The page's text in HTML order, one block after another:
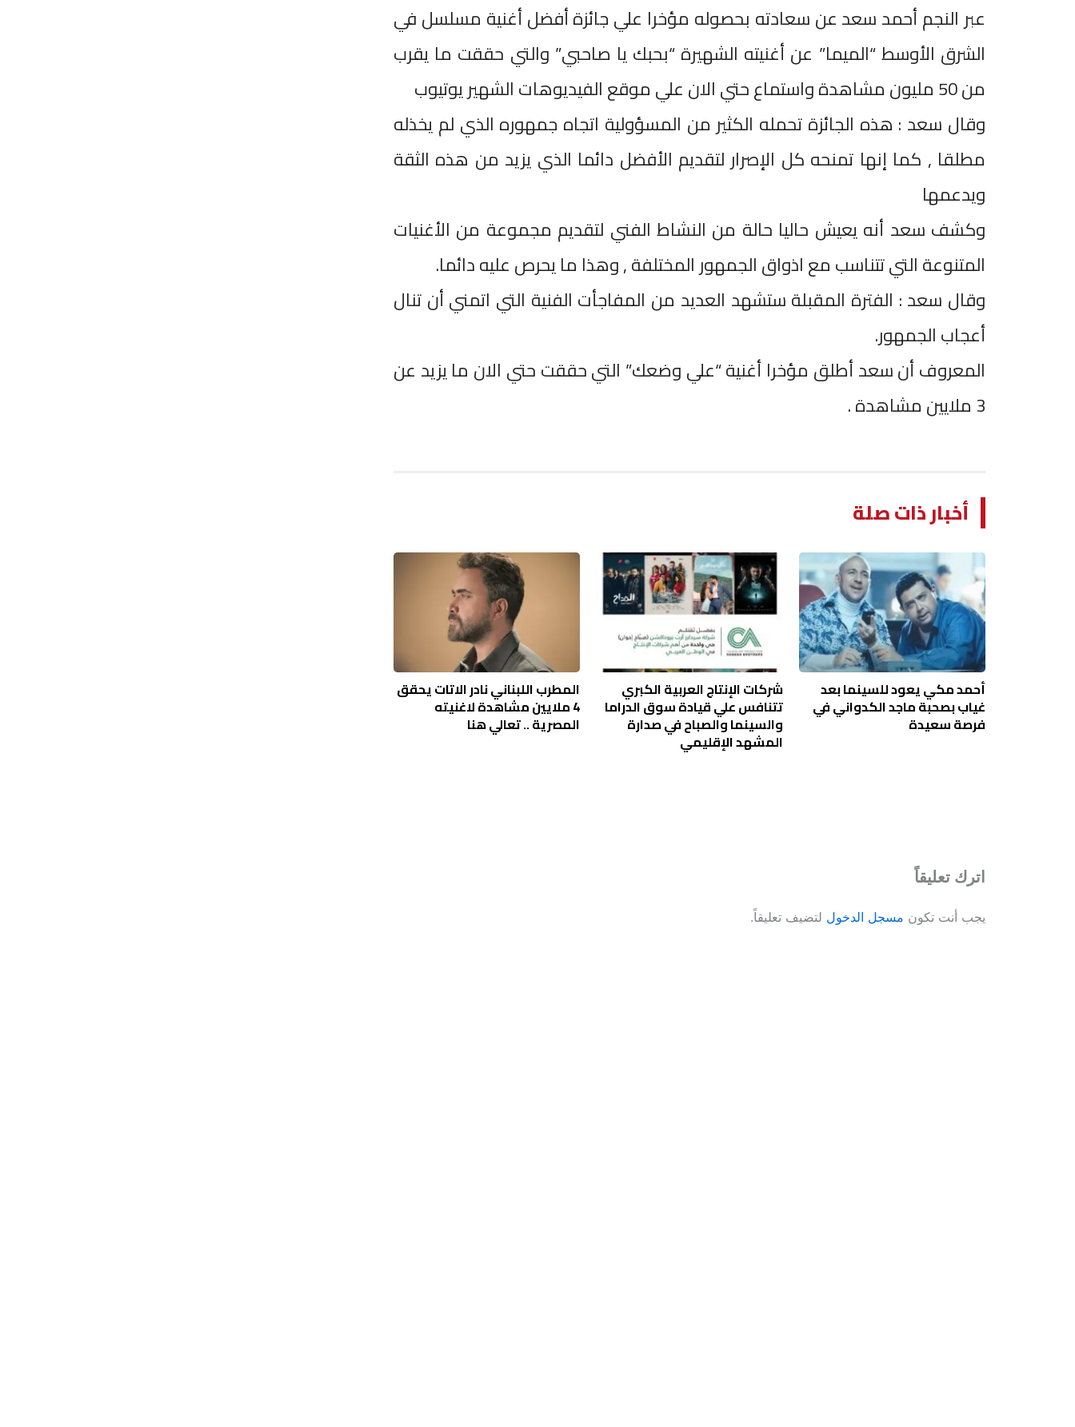
عبر النجم أحمد سعد عن سعادته بحصوله مؤخرا علي جائزة أفضل أغنية مسلسل في
الشرق الأوسط “الميما” عن أغنيته الشهيرة “بحبك يا صاحبي” والتي حققت ما يقرب
من 50 مليون مشاهدة واستماع حتي الان علي موقع الفيديوهات الشهير يوتيوب
وقال سعد : هذه الجائزة تحمله الكثير من المسؤولية اتجاه جمهوره الذي لم يخذله
مطلقا , كما إنها تمنحه كل الإصرار لتقديم الأفضل دائما الذي يزيد من هذه الثقة
ويدعمها
وكشف سعد أنه يعيش حاليا حالة من النشاط الفني لتقديم مجموعة من الأغنيات
المتنوعة التي تتناسب مع اذواق الجمهور المختلفة , وهذا ما يحرص عليه دائما.
وقال سعد : الفترة المقبلة ستشهد العديد من المفاجأت الفنية التي اتمني أن تنال
أعجاب الجمهور.
المعروف أن سعد أطلق مؤخرا أغنية “علي وضعك” التي حققت حتي الان ما يزيد عن
3 ملايين مشاهدة .
أخبار ذات صلة
أحمد مكي يعود للسينما بعد
غياب بصحبة ماجد الكدواني في
فرصة سعيدة
شركات الإنتاج العربية الكبري
تتنافس علي قيادة سوق الدراما
والسينما والصباح في صدارة
المشهد الإقليمي
المطرب اللبناني نادر الاتات يحقق
4 ملايين مشاهدة لاغنيته
المصرية .. تعالي هنا
اترك تعليقاً
يجب أنت تكون مسجل الدخول لتضيف تعليقاً.